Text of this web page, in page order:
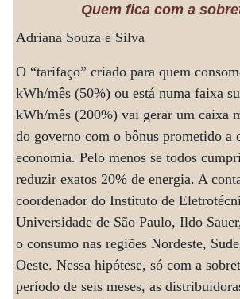
Quem fica com a
Adriana Souza e Silva
O “tarifaço” criado para quem
kWh/mês (50%) ou está numa faixa
kWh/mês (200%) vai gerar um caixa
do governo com o bônus prometido a
economia. Pelo menos se todos
reduzir exatos 20% de energia. A
coordenador do Instituto de
Universidade de São Paulo, Ildo
o consumo nas regiões Nordeste,
Oeste. Nessa hipótese, só com a
período de seis meses, as